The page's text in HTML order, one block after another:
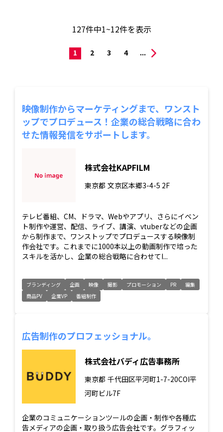
127件中1~12件を表示
1 2 3 4 ...
映像制作からマーケティングまで、ワンスト
ップでプロデュース！企業の総合戦略に合わ
せた情報発信をサポートします。
株式会社KAPFILM
東京都 文京区本郷3-4-5 2F
テレビ番組、CM、ドラマ、Webやアプリ、さらにイベン
ト制作や運営、配信、ライブ、講演、vtuberなどの企画
から制作まで、ワンストップでプロデュースする映像制
作会社です。これまでに1000本以上の動画制作で培った
スキルを活かし、企業の総合戦略に合わせてI...
ブランディング 企画 映像 撮影 プロモーション PR
編集
商品PV
企業VP 番組制作
広告制作のプロフェッショナル。
株式会社バディ広告事務所
東京都 千代田区平河町1-7-20COI平
河町ビル7F
企業のコミュニケーションツールの企画・制作や各種広
告メディアの企画・取り扱う広告会社です。グラフィッ